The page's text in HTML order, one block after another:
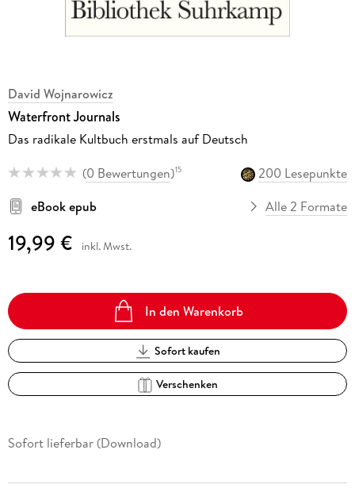
David Wojnarowicz
Waterfront Journals
Das radikale Kultbuch erstmals auf Deutsch
(0 Bewertungen)15
200 Lesepunkte
eBook epub
Alle 2 Formate
19,99 € inkl. Mwst.
In den Warenkorb
Sofort kaufen
Verschenken
Sofort lieferbar (Download)